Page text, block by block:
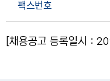
팩스번호
[채용공고 등록일시 :